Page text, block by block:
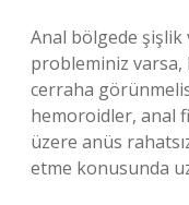
Anal bölgede
probleminiz
cerraha
hemoroidler, anal
üzere anüs
etme konusunda